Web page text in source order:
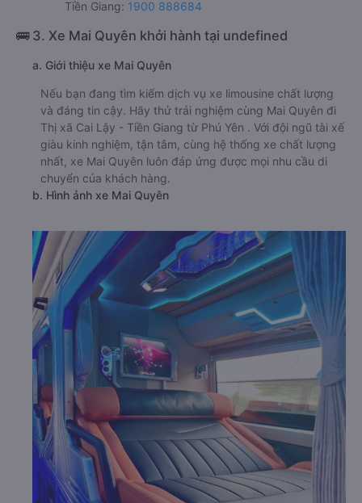
Tiền Giang: 1900 888684
🚌 3. Xe Mai Quyên khởi hành tại undefined
a. Giới thiệu xe Mai Quyên
Nếu bạn đang tìm kiếm dịch vụ xe limousine chất lượng
và đáng tin cậy. Hãy thử trải nghiệm cùng Mai Quyên đi
Thị xã Cai Lậy - Tiền Giang từ Phú Yên . Với đội ngũ tài xế
giàu kinh nghiệm, tận tâm, cùng hệ thống xe chất lượng
nhất, xe Mai Quyên luôn đáp ứng được mọi nhu cầu di
chuyển của khách hàng.
b. Hình ảnh xe Mai Quyên